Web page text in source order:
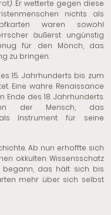
Er wetterte gegen diese
nichts als
waren sowohl
äußerst ungünstig
für den Mönch, das
zu bringen.
15. Jahrhunderts bis zum
Eine wahre Renaissance
Ende des 18. Jahrhunderts.
der Mensch, das
als Instrument für seine
Ab nun erhoffte sich
okkulten Wissensschatz
begann, das hält sich bis
mehr über sich selbst